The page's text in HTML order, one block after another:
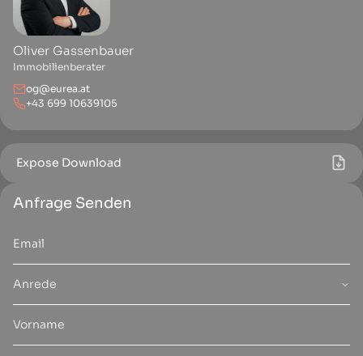
Oliver Gassenbauer
Immobilienberater
og@eurea.at
+43 699 10639105
Expose Download
Anfrage Senden
Anrede